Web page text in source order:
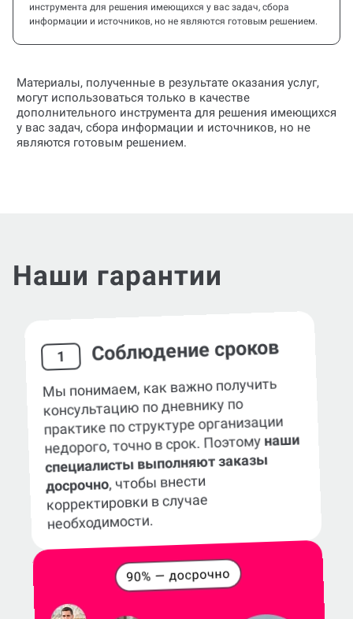
инструмента для решения имеющихся у вас задач, сбора
информации и источников, но не являются готовым решением.
Материалы, полученные в результате оказания услуг,
могут использоваться только в качестве
дополнительного инструмента для решения имеющихся
у вас задач, сбора информации и источников, но не
являются готовым решением.
Наши гарантии
1 Соблюдение сроков
Мы понимаем, как важно получить
консультацию по дневнику по
практике по структуре организации
недорого, точно в срок. Поэтому наши
специалисты выполняют заказы
досрочно, чтобы внести
корректировки в случае
необходимости.